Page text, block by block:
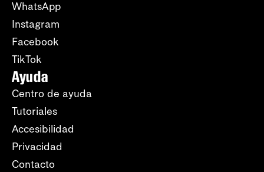
WhatsApp
Instagram
Facebook
TikTok
Ayuda
Centro de ayuda
Tutoriales
Accesibilidad
Privacidad
Contacto